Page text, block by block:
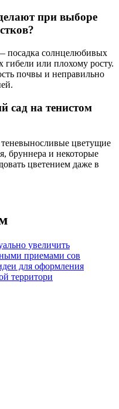
при выборе
посадка солнцелюбивых
гибели или плохому росту.
почвы и неправильно
сад на тенистом
цветущие
бруннера и некоторые
цветением даже в
увеличить
приемами сов
для оформления
территори